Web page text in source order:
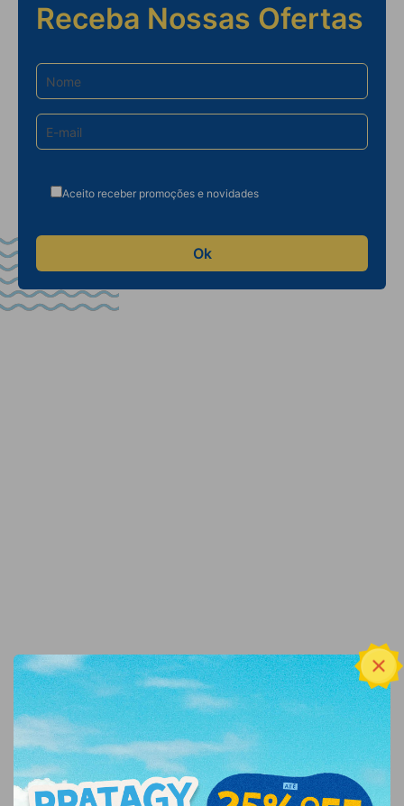
Receba Nossas Ofertas
Aceito receber promoções e novidades